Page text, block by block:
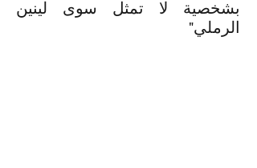
بشخصية لا تمثل سوى لينين
الرملي"